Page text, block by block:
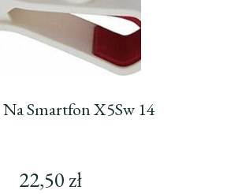
Smartfon X5Sw 14
22,50zł